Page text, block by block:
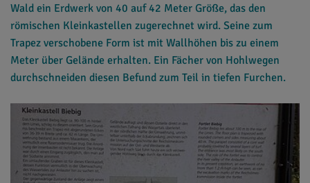
Wald ein Erdwerk von 40 auf 42 Meter Größe, das den
römischen Kleinkastellen zugerechnet wird. Seine zum
Trapez verschobene Form ist mit Wallhöhen bis zu einem
Meter über Gelände erhalten. Ein Fächer von Hohlwegen
durchschneiden diesen Befund zum Teil in tiefen Furchen.